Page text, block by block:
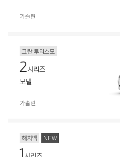
가솔린
그란 투리스모
2시리즈
모델
가솔린
해치백 NEW
1